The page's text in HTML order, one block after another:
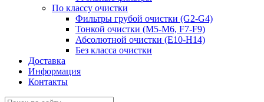
По классу очистки
Фильтры грубой очистки (G2-G4)
Тонкой очистки (М5-М6, F7-F9)
Абсолютной очистки (Е10-H14)
Без класса очистки
Доставка
Информация
Контакты